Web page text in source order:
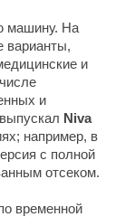
машину. На
варианты,
и
и
Niva
например, в
с полной
отсеком.
временной